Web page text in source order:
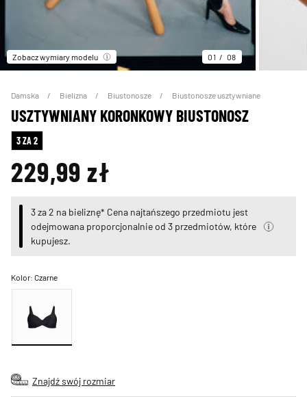
Zobacz wymiary modelu 01 08
Damska Bielizna Biustonosze Biustonosze usztywniane
USZTYWNIANY KORONKOWY BIUSTONOSZ
3 ZA 2
229,99 zł
3 za 2 na bieliznę* Cena najtańszego przedmiotu jest
odejmowana proporcjonalnie od 3 przedmiotów, które
kupujesz.
Kolor:Czarne
Znajdź swój rozmiar